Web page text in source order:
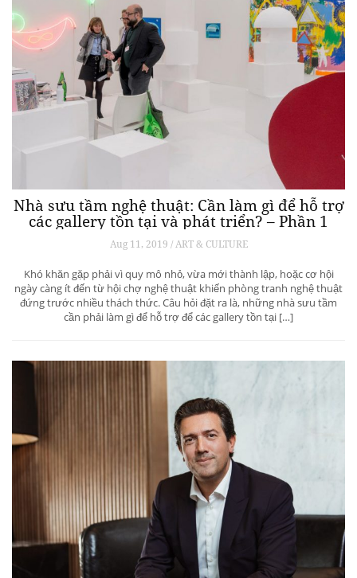
Nhà sưu tầm nghệ thuật: Cần làm gì để hỗ trợ
các gallery tồn tại và phát triển? – Phần 1
Aug 11, 2019 / ART & CULTURE
Khó khăn gặp phải vì quy mô nhỏ, vừa mới thành lập, hoặc cơ hội
ngày càng ít đến từ hội chợ nghệ thuật khiến phòng tranh nghệ thuật
đứng trước nhiều thách thức. Câu hỏi đặt ra là, những nhà sưu tầm
cần phải làm gì để hỗ trợ để các gallery tồn tại […]